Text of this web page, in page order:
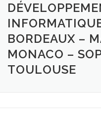
BUREAUTIQUE
BORDEAUX –
MONACO –
TOULOUSE